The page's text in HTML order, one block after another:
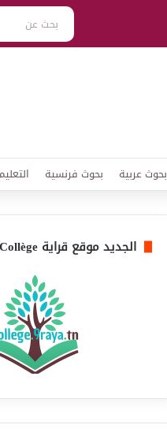
بحوث عربية بحوث فرنسية
الجديد موقع قراية Collège